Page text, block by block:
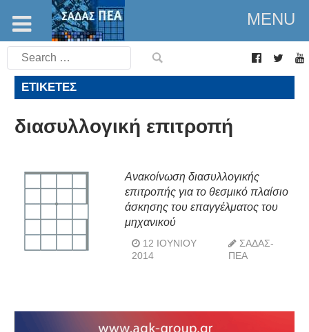
MENU
Search
for:
ΕΤΙΚΈΤΕΣ
διασυλλογική επιτροπή
Ανακοίνωση διασυλλογικής
επιτροπής για το θεσμικό πλαίσιο
άσκησης του επαγγέλματος του
μηχανικού
12 ΙΟΥΝΊΟΥ
2014
ΣΑΔΑΣ-
ΠΕΑ